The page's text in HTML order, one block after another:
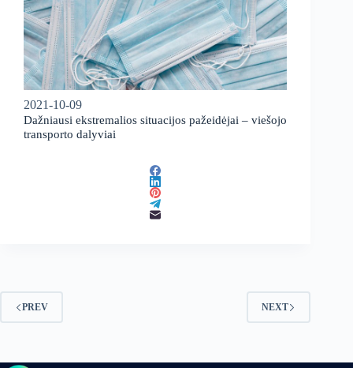
2021-10-09
Dažniausi ekstremalios situacijos pažeidėjai – viešojo
transporto dalyviai
PREV NEXT